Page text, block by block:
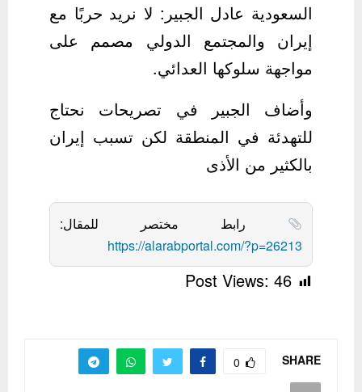
السعودية عادل الجبير: لا نريد حربًا مع
إيران والمجتمع الدولي مصمم على
مواجهة سلوكها العدائي.
وأضاف الجبير في تصريحات نحتاج
للتهدئة في المنطقة لكن تسبب إيران
بالكثير من الأذى
رابط مختصر للمقال:
https://alarabportal.com/?p=26213
Post Views: 46
SHARE
0